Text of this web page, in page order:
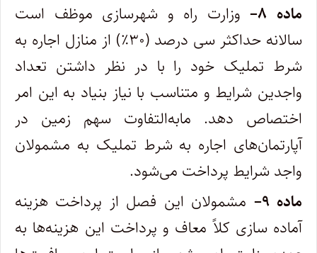
ماده ۸–وزارت راه و شهرسازی موظف است
سالانه حداکثر سی درصد (۳۰٪) از منازل اجاره به
شرط تملیک خود را با در نظر داشتن تعداد
واجدین شرایط و متناسب با نیاز بنیاد به این امر
اختصاص دهد. مابه‌التفاوت سهم زمین در
آپارتمان‌های اجاره به شرط تملیک به مشمولان
واجد شرایط پرداخت می‌شود.
ماده۹– مشمولان این فصل از پرداخت هزینه
آماده ‌سازی کلاً معاف و پرداخت این هزینه‌ها به